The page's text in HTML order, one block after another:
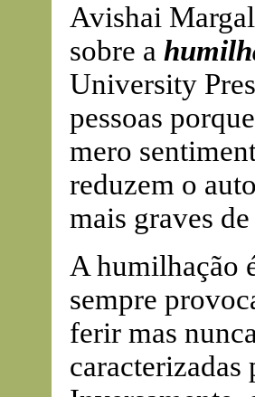
Avishai
sobre a
University
pessoas
mero
reduzem o
mais graves
A humilhação
sempre
ferir mas
caracterizadas